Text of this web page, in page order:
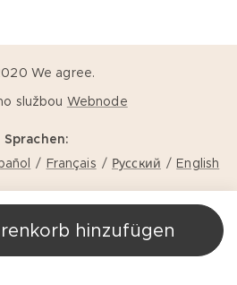
hinzufügen
We agree.
službou Webnode
Sprachen
Français Русский English